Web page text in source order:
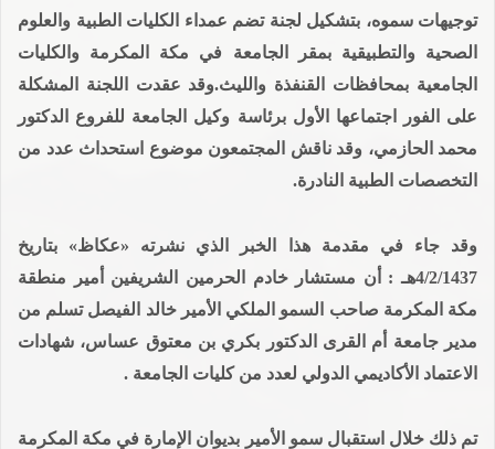
توجيهات سموه، بتشكيل لجنة تضم عمداء الكليات الطبية والعلوم
الصحية والتطبيقية بمقر الجامعة في مكة المكرمة والكليات
الجامعية بمحافظات القنفذة والليث.وقد عقدت اللجنة المشكلة
على الفور اجتماعها الأول برئاسة وكيل الجامعة للفروع الدكتور
محمد الحازمي، وقد ناقش المجتمعون موضوع استحداث عدد من
التخصصات الطبية النادرة.
وقد جاء في مقدمة هذا الخبر الذي نشرته «عكاظ» بتاريخ
4/2/1437هـ : أن مستشار خادم الحرمين الشريفين أمير منطقة
مكة المكرمة صاحب السمو الملكي الأمير خالد الفيصل تسلم من
مدير جامعة أم القرى الدكتور بكري بن معتوق عساس، شهادات
الاعتماد الأكاديمي الدولي لعدد من كليات الجامعة .
تم ذلك خلال استقبال سمو الأمير بديوان الإمارة في مكة المكرمة